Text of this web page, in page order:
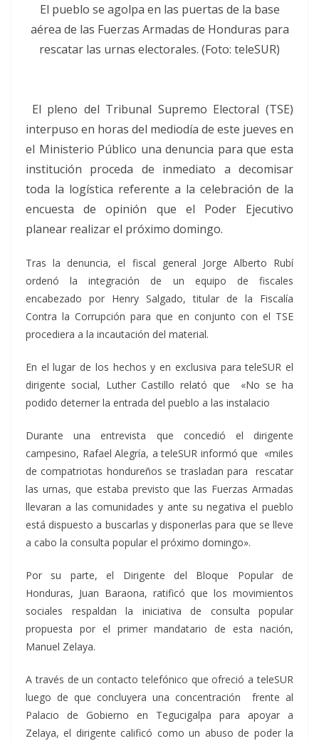
El pueblo se agolpa en las puertas de la base
aérea de las Fuerzas Armadas de Honduras para
rescatar las urnas electorales. (Foto: teleSUR)
El pleno del Tribunal Supremo Electoral (TSE)
interpuso en horas del mediodía de este jueves en
el Ministerio Público una denuncia para que esta
institución proceda de inmediato a decomisar
toda la logística referente a la celebración de la
encuesta de opinión que el Poder Ejecutivo
planear realizar el próximo domingo.
Tras la denuncia, el fiscal general Jorge Alberto Rubí
ordenó la integración de un equipo de fiscales
encabezado por Henry Salgado, titular de la Fiscalía
Contra la Corrupción para que en conjunto con el TSE
procediera a la incautación del material.
En el lugar de los hechos y en exclusiva para teleSUR el
dirigente social, Luther Castillo relató que «No se ha
podido deterner la entrada del pueblo a las instalacio
Durante una entrevista que concedió el dirigente
campesino, Rafael Alegría, a teleSUR informó que «miles
de compatriotas hondureños se trasladan para rescatar
las urnas, que estaba previsto que las Fuerzas Armadas
llevaran a las comunidades y ante su negativa el pueblo
está dispuesto a buscarlas y disponerlas para que se lleve
a cabo la consulta popular el próximo domingo».
Por su parte, el Dirigente del Bloque Popular de
Honduras, Juan Baraona, ratificó que los movimientos
sociales respaldan la iniciativa de consulta popular
propuesta por el primer mandatario de esta nación,
Manuel Zelaya.
A través de un contacto telefónico que ofreció a teleSUR
luego de que concluyera una concentración frente al
Palacio de Gobierno en Tegucigalpa para apoyar a
Zelaya, el dirigente calificó como un abuso de poder la